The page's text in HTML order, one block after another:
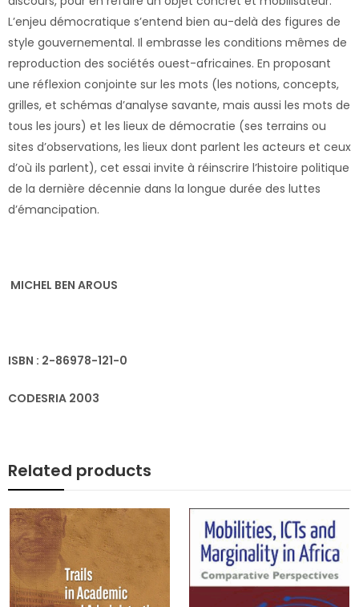
L’enjeu démocratique s’entend bien au-delà des figures de
style gouvernemental. Il embrasse les conditions mêmes de
reproduction des sociétés ouest-africaines. En proposant
une réflexion conjointe sur les mots (les notions, concepts,
grilles, et schémas d’analyse savante, mais aussi les mots de
tous les jours) et les lieux de démocratie (ses terrains ou
sites d’observations, les lieux dont parlent les acteurs et ceux
d’où ils parlent), cet essai invite à réinscrire l’histoire politique
de la dernière décennie dans la longue durée des luttes
d’émancipation.
MICHEL BEN AROUS
ISBN : 2-86978-121-0
CODESRIA 2003
Related products